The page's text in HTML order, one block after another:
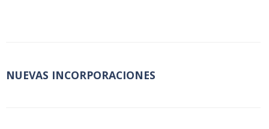
NUEVAS INCORPORACIONES